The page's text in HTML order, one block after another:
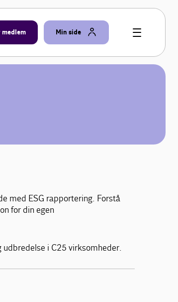
medlem Min side
med ESG rapportering. Forstå
for din egen
udbredelse i C25 virksomheder.